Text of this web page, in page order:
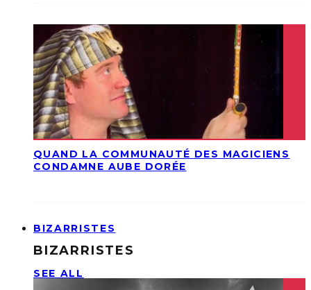
QUAND LA COMMUNAUTÉ DES MAGICIENS
CONDAMNE AUBE DORÉE
BIZARRISTES
BIZARRISTES
SEE ALL